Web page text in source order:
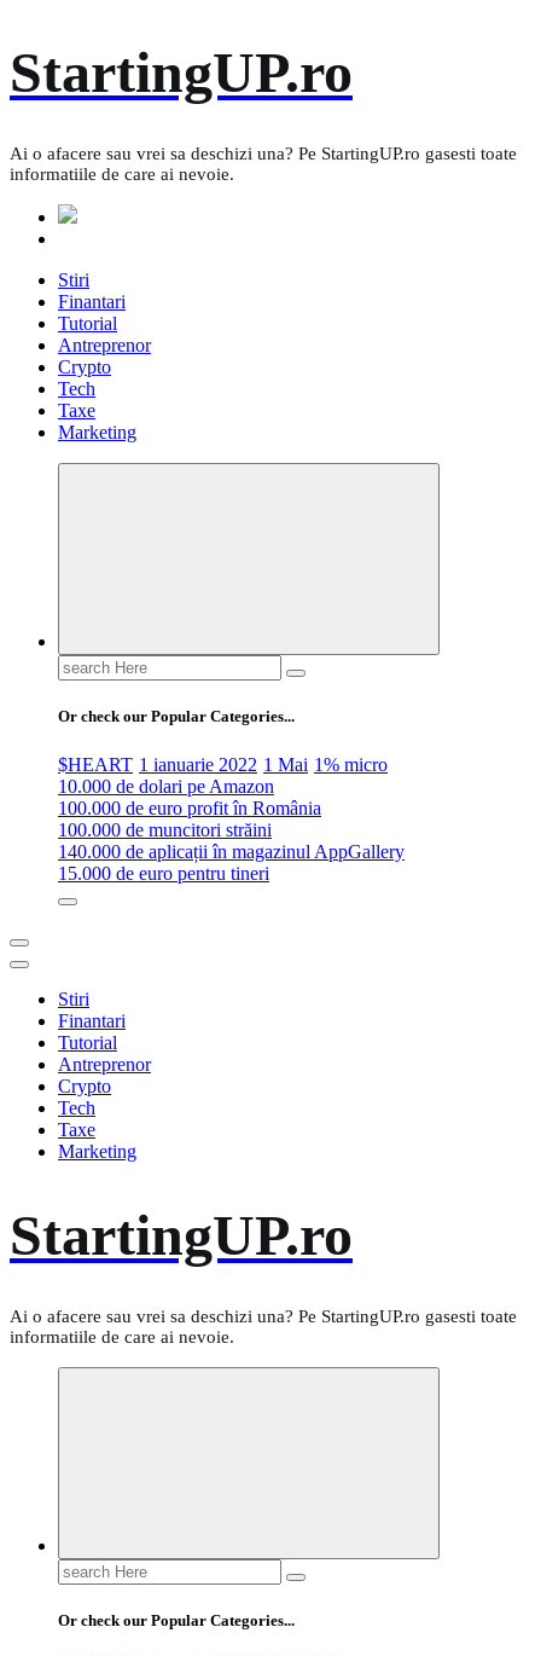
to
content
StartingUP.ro
Ai o afacere sau vrei sa deschizi una? Pe StartingUP.ro gasesti toate
informatiile de care ai nevoie.
Stiri
Finantari
Tutorial
Antreprenor
Crypto
Tech
Taxe
Marketing
Search
for:
Or check our Popular Categories...
$HEART 1 ianuarie 2022 1 Mai 1% micro
10.000 de dolari pe Amazon
100.000 de euro profit în România
100.000 de muncitori străini
140.000 de aplicații în magazinul AppGallery
15.000 de euro pentru tineri
Stiri
Finantari
Tutorial
Antreprenor
Crypto
Tech
Taxe
Marketing
StartingUP.ro
Ai o afacere sau vrei sa deschizi una? Pe StartingUP.ro gasesti toate
informatiile de care ai nevoie.
Search
for:
Or check our Popular Categories...